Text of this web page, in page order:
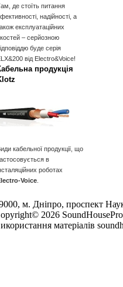
де стоїть питання
надійності, а
експлуатаційних
– серйозною
буде серія
від Electro&Voice!
продукція
кабельної продукції, що
в
роботах
Voice
м. Дніпро, проспект
2026
матеріалів